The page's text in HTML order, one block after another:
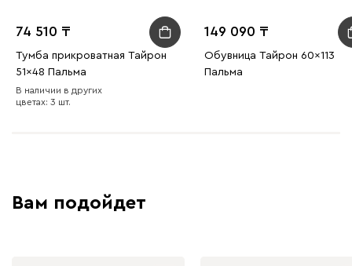
74 510
Тумба прикроватная Тайрон
51x48 Пальма ​
В наличии в других
цветах: 3 шт.
149 090
Обувница Тайрон 60x113
Пальма ​
Вам подойдет